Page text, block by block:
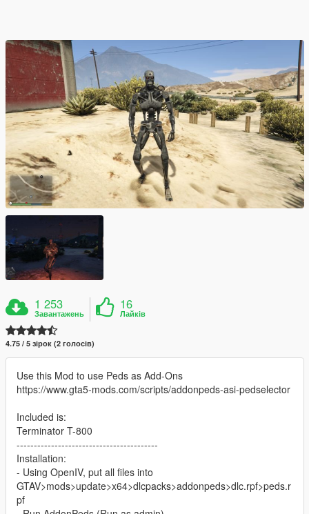
1 253
Завантажень
16
Лайків
4.75 / 5 зірок (2 голосів)
Use this Mod to use Peds as Add-Ons
https://www.gta5-mods.com/scripts/addonpeds-asi-pedselector
Included is:
Terminator T-800
-----------------------------------------
Installation:
- Using OpenIV, put all files into
GTAV>mods>update>x64>dlcpacks>addonpeds>dlc.rpf>peds.r
pf